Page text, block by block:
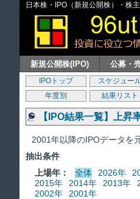
日本株・IPO（新規公開株）・株
新規公開株(IPO) 公募・
IPOトップ スケジュー
年度別
結果リスト
【IPO結果一覧】上昇
2001年以降のIPOデータを
抽出条件
上場年：
全体 2026年
2015年
2014年 2013年
2002年
2001年